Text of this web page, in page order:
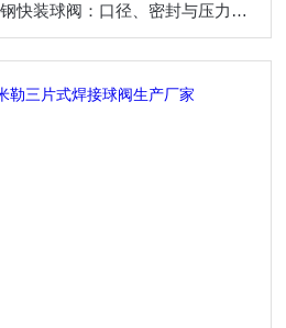
如何选择合适的不锈钢快装球阀：口径、密封与压力等级？